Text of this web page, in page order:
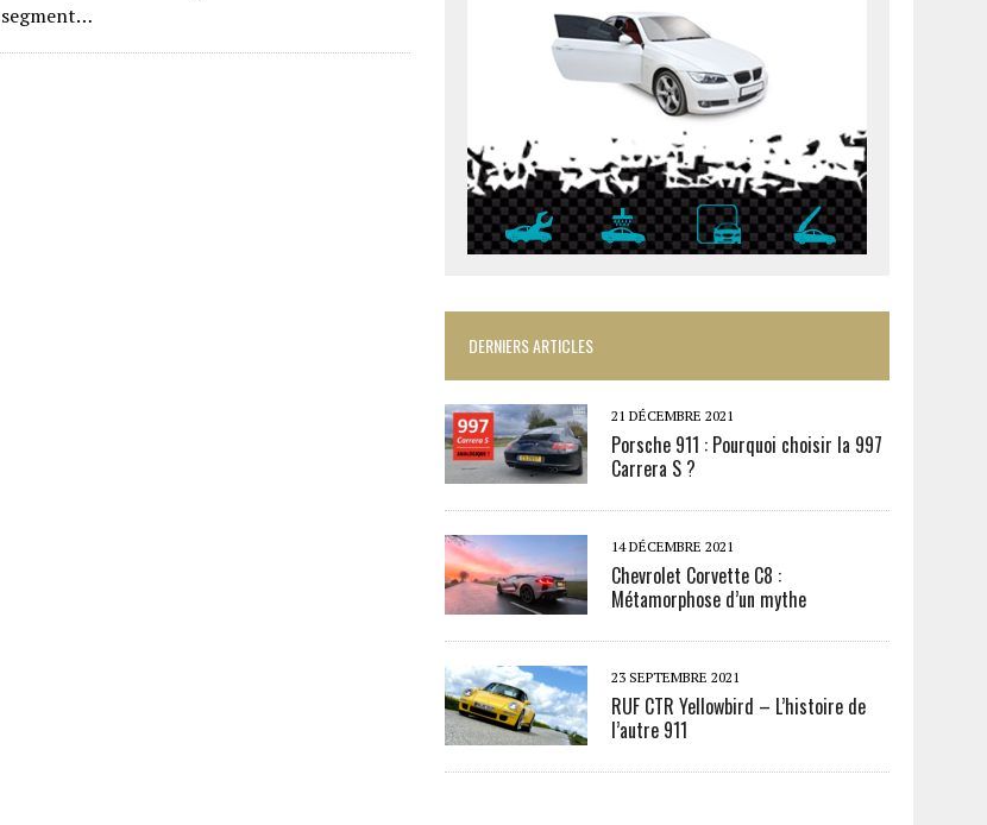
DERNIERS ARTICLES
21 DÉCEMBRE 2021
Porsche 911 : Pourquoi choisir la 997
Carrera S ?
14 DÉCEMBRE 2021
Chevrolet Corvette C8 :
Métamorphose d’un mythe
23 SEPTEMBRE 2021
RUF CTR Yellowbird – L’histoire de
l’autre 911